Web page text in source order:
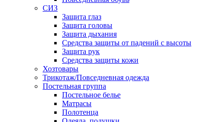
СИЗ
Защита глаз
Защита головы
Защита дыхания
Средства защиты от падений с высоты
Защита рук
Средства защиты кожи
Хозтовары
Трикотаж/Повседневная одежда
Постельная группа
Постельное белье
Матрасы
Полотенца